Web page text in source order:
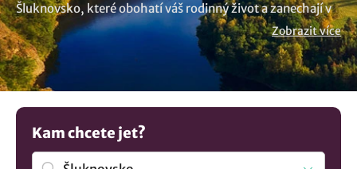
Šluknovsko, které obohatí váš rodinný život a zanechají v
srdcích vašich dětí nezapomenutelné vzpomínky. Naše
stránka je plná nápadů co dělat jak s malými, tak i velkými
dětmi. Tipy jak trávit aktivně a zábavně volný čas.
Ukážeme vám tipy na aktivity, co podniknout a kudy z
nudy. Výlety s dětmi jsou skvělou příležitostí jak si užít
jejich přítomnosti a radosti z poznávání nových míst. S
našimi tipy na výlety a aktivitami pro děti zažijete
nezapomenutelné chvíle plné zábavy a objevů.
Zobrazit více
Kam chcete jet?